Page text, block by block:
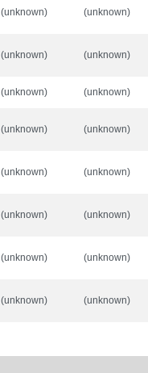
(unknown) (unknown)
(unknown) (unknown)
(unknown) (unknown)
(unknown) (unknown)
(unknown) (unknown)
(unknown) (unknown)
(unknown) (unknown)
(unknown) (unknown)